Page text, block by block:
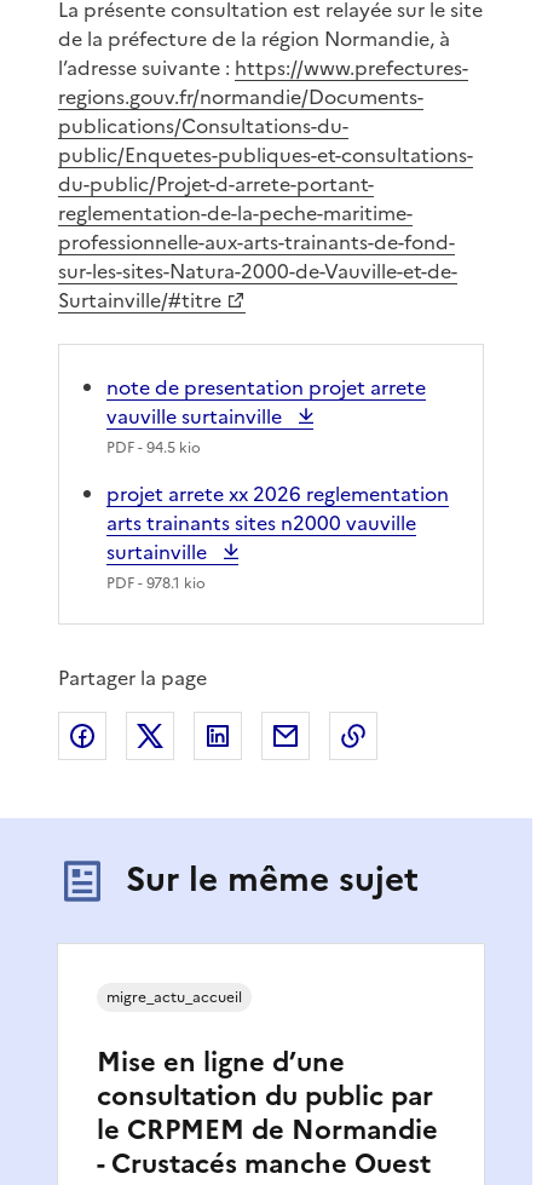
La présente consultation est relayée sur le site
de la préfecture de la région Normandie, à
l’adresse suivante : https://www.prefectures-
regions.gouv.fr/normandie/Documents-
publications/Consultations-du-
public/Enquetes-publiques-et-consultations-
du-public/Projet-d-arrete-portant-
reglementation-de-la-peche-maritime-
professionnelle-aux-arts-trainants-de-fond-
sur-les-sites-Natura-2000-de-Vauville-et-de-
Surtainville/#titre
note de presentation projet arrete
vauville surtainville
PDF- 94.5 kio
projet arrete xx 2026 reglementation
arts trainants sites n2000 vauville
surtainville
PDF- 978.1 kio
Partager la page
Partager sur Facebook
Partager sur XPartager sur LinkedIn
Partager par email
Sur le même sujet
Mise en ligne d’une
consultation du public par
le CRPMEM de Normandie
- Crustacés manche Ouest
migre_actu_accueil